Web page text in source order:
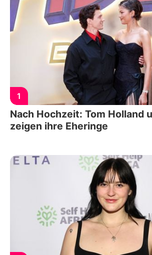
1
Nach Hochzeit: Tom Holland
zeigen ihre Eheringe